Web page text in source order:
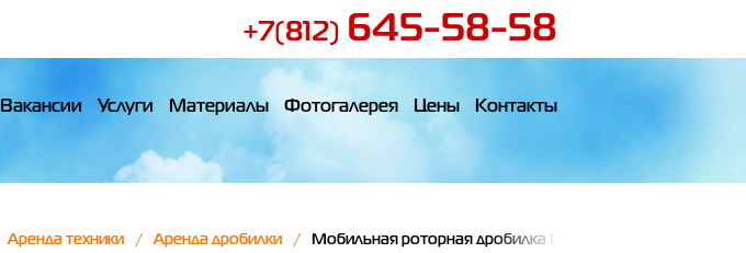
+7(812) 645-58-58
Вакансии Услуги Материалы Фотогалерея Цены Контакты
Аренда техники Аренда дробилки Мобильная роторная дробилка Destroyer 1112